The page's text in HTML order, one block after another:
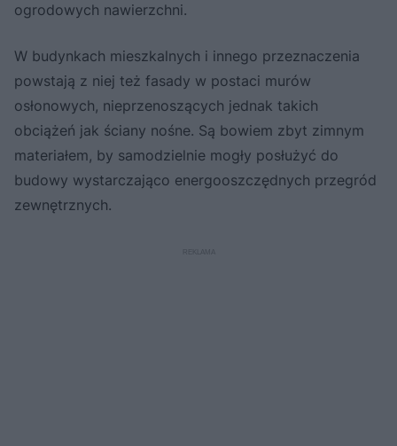
ogrodowych nawierzchni.
W budynkach mieszkalnych i innego przeznaczenia
powstają z niej też fasady w postaci murów
osłonowych, nieprzenoszących jednak takich
obciążeń jak ściany nośne. Są bowiem zbyt zimnym
materiałem, by samodzielnie mogły posłużyć do
budowy wystarczająco energooszczędnych przegród
zewnętrznych.